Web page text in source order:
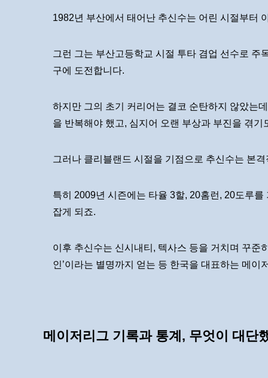
1982년 부산에서 태어난 추신수는 어린 시절부터
그런 그는 부산고등학교 시절 투타 겸업 선수로
구에 도전합니다.
하지만 그의 초기 커리어는 결코 순탄하지 않았는
을 반복해야 했고, 심지어 오랜 부상과 부진을 겪기
그러나 클리블랜드 시절을 기점으로 추신수는 본
특히 2009년 시즌에는 타율 3할, 20홈런, 20도루
잡게 되죠.
이후 추신수는 신시내티, 텍사스 등을 거치며 꾸준
인’이라는 별명까지 얻는 등 한국을 대표하는 메이
메이저리그 기록과 통계, 무엇이 대단